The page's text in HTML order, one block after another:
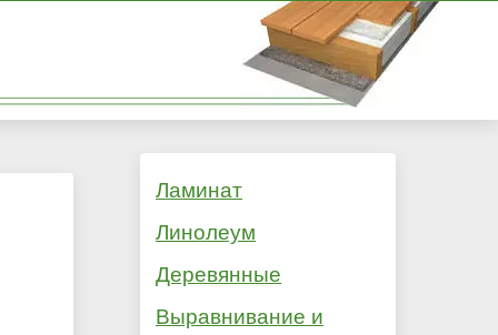
Ламинат
Линолеум
Деревянные
Выравнивание и